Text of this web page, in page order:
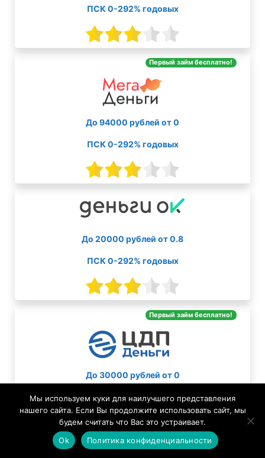
ПСК 0-292% годовых
Первый займ бесплатно!
До 94000 рублей от 0
ПСК 0-292% годовых
До 20000 рублей от 0.8
ПСК 0-292% годовых
Первый займ бесплатно!
До 30000 рублей от 0
ПСК 0-292% годовых
Мы используем куки для наилучшего представления
нашего сайта. Если Вы продолжите использовать сайт, мы
будем считать что Вас это устраивает.
Ok
Политика конфиденциальности